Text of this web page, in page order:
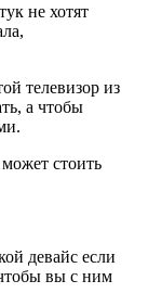
не хотят
телевизор из
а чтобы
стоить
девайс если
вы с ним